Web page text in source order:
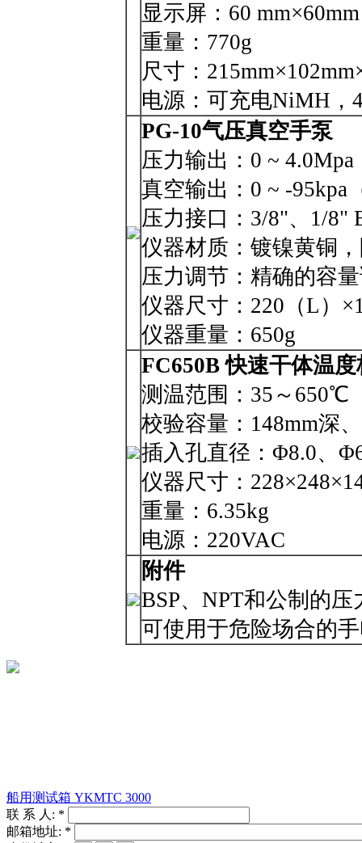
显示屏：60
重量：770g
尺寸：
电源：可充电NiMH，
PG-10气压真空手泵
压力输出：0 ~
真空输出：0 ~ -95kpa
压力接口：3/8"、1/8"
仪器材质：镀镍黄铜
压力调节：精确的容
仪器尺寸：220（L）
仪器重量：650g
FC650B 快速干体温
测温范围：35～650℃
校验容量：148mm深
插入孔直径：Φ8.0、
仪器尺寸：
重量：6.35kg
电源：220VAC
附件
BSP、NPT和公制的
可使用于危险场合的
船用测试箱 YKMTC 3000
联 系 人: *
邮箱地址: *